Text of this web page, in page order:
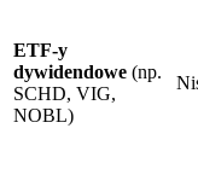
ETF-y
dywidendowe (np.
SCHD, VIG,
NOBL)